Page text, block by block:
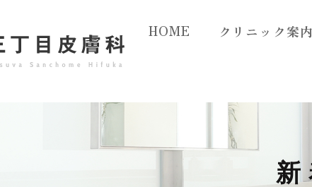
HOME クリニック案内
アクセス
診療案内